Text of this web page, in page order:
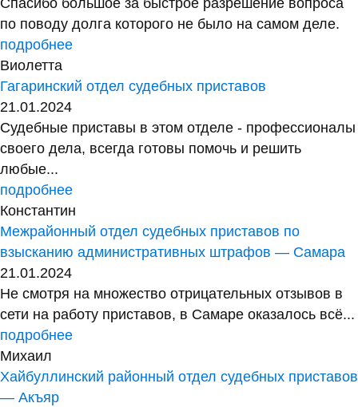
Спасибо большое за быстрое разрешение вопроса
по поводу долга которого не было на самом деле.
подробнее
Виолетта
Гагаринский отдел судебных приставов
21.01.2024
Судебные приставы в этом отделе - профессионалы
своего дела, всегда готовы помочь и решить
любые...
подробнее
Константин
Межрайонный отдел судебных приставов по
взысканию административных штрафов — Самара
21.01.2024
Не смотря на множество отрицательных отзывов в
сети на работу приставов, в Самаре оказалось всё...
подробнее
Михаил
Хайбуллинский районный отдел судебных приставов
— Акъяр